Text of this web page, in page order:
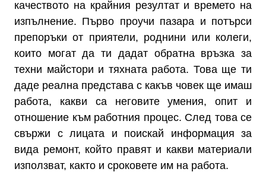
качеството на крайния резултат и времето на
изпълнение. Първо проучи пазара и потърси
препоръки от приятели, роднини или колеги,
които могат да ти дадат обратна връзка за
техни майстори и тяхната работа. Това ще ти
даде реална представа с какъв човек ще имаш
работа, какви са неговите умения, опит и
отношение към работния процес. След това се
свържи с лицата и поискай информация за
вида ремонт, който правят и какви материали
използват, както и сроковете им на работа.